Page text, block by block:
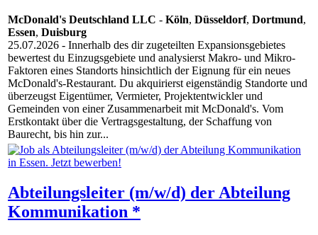
McDonald's Deutschland LLC - Köln, Düsseldorf, Dortmund,
Essen, Duisburg
25.07.2026 - Innerhalb des dir zugeteilten Expansionsgebietes
bewertest du Einzugsgebiete und analysierst Makro- und Mikro-
Faktoren eines Standorts hinsichtlich der Eignung für ein neues
McDonald's-Restaurant. Du akquirierst eigenständig Standorte und
überzeugst Eigentümer, Vermieter, Projektentwickler und
Gemeinden von einer Zusammenarbeit mit McDonald's. Vom
Erstkontakt über die Vertragsgestaltung, der Schaffung von
Baurecht, bis hin zur...
Abteilungsleiter (m/w/d) der Abteilung
Kommunikation *